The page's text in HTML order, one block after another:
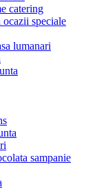
catering
speciale
lumanari
sampanie